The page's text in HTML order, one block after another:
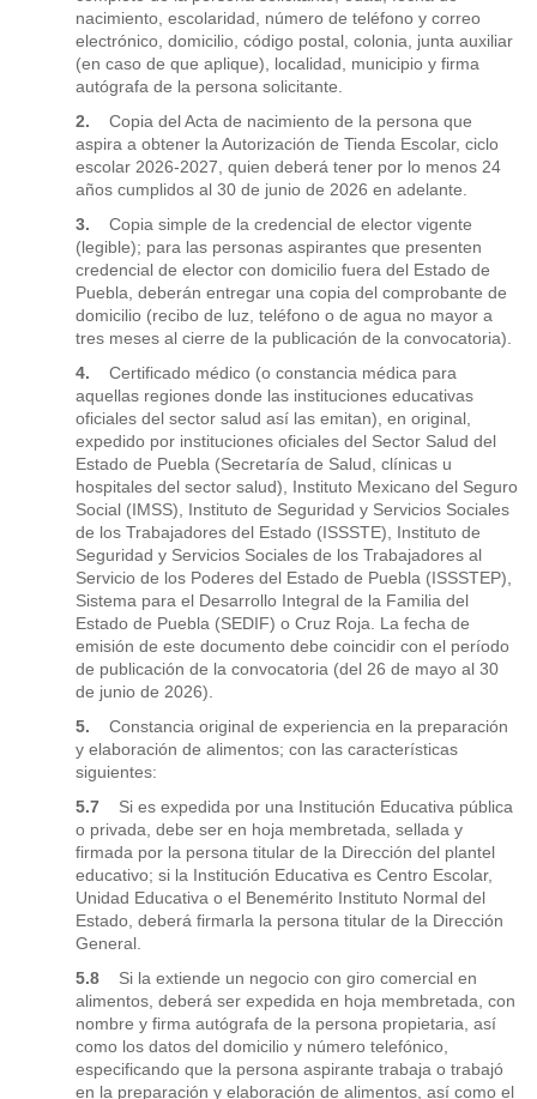
nacimiento, escolaridad, número de teléfono y correo
electrónico, domicilio, código postal, colonia, junta auxiliar
(en caso de que aplique), localidad, municipio y firma
autógrafa de la persona solicitante.
2.
Copia del Acta de nacimiento de la persona que
aspira a obtener la Autorización de Tienda Escolar, ciclo
escolar 2026-2027, quien deberá tener por lo menos 24
años cumplidos al 30 de junio de 2026 en adelante.
3.
Copia simple de la credencial de elector vigente
(legible); para las personas aspirantes que presenten
credencial de elector con domicilio fuera del Estado de
Puebla, deberán entregar una copia del comprobante de
domicilio (recibo de luz, teléfono o de agua no mayor a
tres meses al cierre de la publicación de la convocatoria).
4.
Certificado médico (o constancia médica para
aquellas regiones donde las instituciones educativas
oficiales del sector salud así las emitan), en original,
expedido por instituciones oficiales del Sector Salud del
Estado de Puebla (Secretaría de Salud, clínicas u
hospitales del sector salud), Instituto Mexicano del Seguro
Social (IMSS), Instituto de Seguridad y Servicios Sociales
de los Trabajadores del Estado (ISSSTE), Instituto de
Seguridad y Servicios Sociales de los Trabajadores al
Servicio de los Poderes del Estado de Puebla (ISSSTEP),
Sistema para el Desarrollo Integral de la Familia del
Estado de Puebla (SEDIF) o Cruz Roja. La fecha de
emisión de este documento debe coincidir con el período
de publicación de la convocatoria (del 26 de mayo al 30
de junio de 2026).
5.
Constancia original de experiencia en la preparación
y elaboración de alimentos; con las características
siguientes:
5.7
Si es expedida por una Institución Educativa pública
o privada, debe ser en hoja membretada, sellada y
firmada por la persona titular de la Dirección del plantel
educativo; si la Institución Educativa es Centro Escolar,
Unidad Educativa o el Benemérito Instituto Normal del
Estado, deberá firmarla la persona titular de la Dirección
General.
5.8
Si la extiende un negocio con giro comercial en
alimentos, deberá ser expedida en hoja membretada, con
nombre y firma autógrafa de la persona propietaria, así
como los datos del domicilio y número telefónico,
especificando que la persona aspirante trabaja o trabajó
en la preparación y elaboración de alimentos, así como el